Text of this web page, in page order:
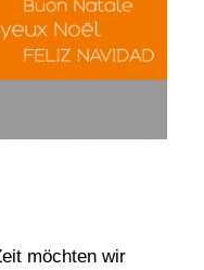
möchten wir